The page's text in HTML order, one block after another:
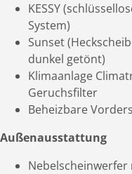
KESSY
System)
Sunset
dunkel getönt)
Klimaanlage
Geruchsfilter
Beheizbare
Außenausstattung